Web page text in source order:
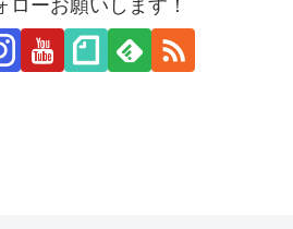
ーお願いします！